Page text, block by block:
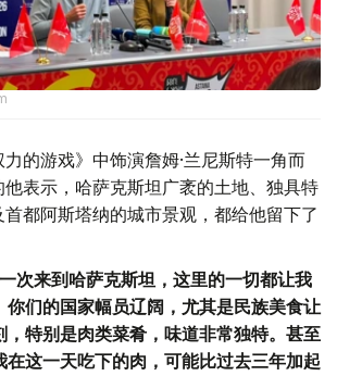
的游戏》中饰演詹姆·兰尼斯特一角而
表示，哈萨克斯坦广袤的土地、独具特
都阿斯塔纳的城市景观，都给他留下了
次来到哈萨克斯坦，这里的一切都让我
你们的国家幅员辽阔，尤其是民族美食让
，特别是肉类菜肴，味道非常独特。甚至
在这一天吃下的肉，可能比过去三年加起